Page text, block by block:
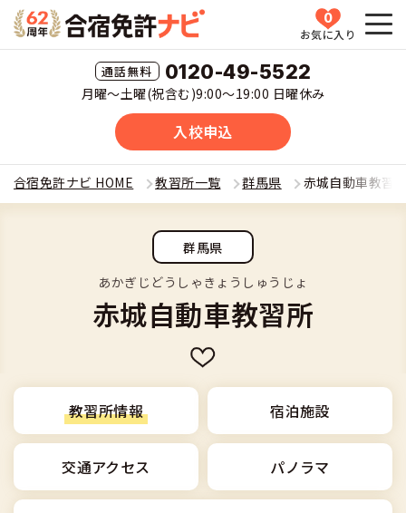
0
お気に入り
0120-49-5522
月曜〜土曜(祝含む)9:00〜19:00 日曜休み
入校申込
HOME
教習所一覧
運転免許の種類(車種)を選ぶ
普通二輪
大型二輪
準中型車
中型車
大型車
特集ページ一覧
格安シーズン料金
出発地別おすすめ校
合宿免許とは
合宿免許とは
安心・お得・早い・充実の合宿免許
合宿免許選びのアドバイス
合宿免許の入校までの流れ
合宿免許での免許取得の流れ
合宿免許に役立つ情報
合宿免許で最短合格するには
高校生は運転免許を取れる？
免許取消・失効による再取得
合宿免許ナビについて
会社情報・代表メッセージ
会社概要
お気に入りの教習所一覧
運転者適性診断
合宿免許ナビ HOME 教習所一覧 群馬県 赤城自動車教習
群馬県
あかぎじどうしゃきょうしゅうじょ
赤城自動車教習所
教習所情報 宿泊施設
交通アクセス パノラマ